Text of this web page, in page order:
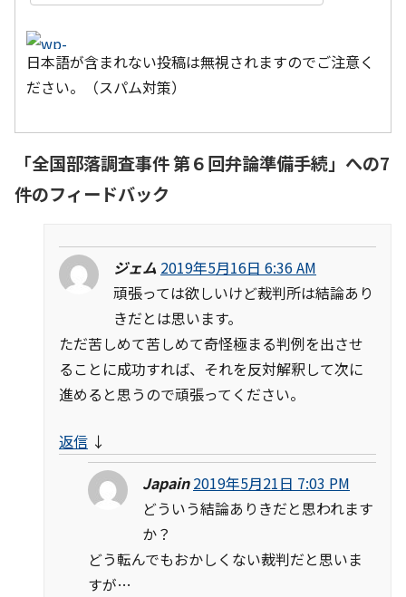
日本語が含まれない投稿は無視されますのでご注意く
ださい。（スパム対策）
「全国部落調査事件 第６回弁論準備手続」への7
件のフィードバック
ジェム 2019年5月16日 6:36 AM
頑張っては欲しいけど裁判所は結論あり
きだとは思います。
ただ苦しめて苦しめて奇怪極まる判例を出させ
ることに成功すれば、それを反対解釈して次に
進めると思うので頑張ってください。
返信 ↓
Japain 2019年5月21日 7:03 PM
どういう結論ありきだと思われます
か？
どう転んでもおかしくない裁判だと思いま
すが…